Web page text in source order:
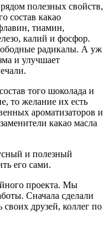
полезных свойств,
состав какао
тиамин,
калий и фосфор.
радикалы. А уж
и улучшает
того шоколада и
то желание их есть
ароматизаторов и
какао масла
и полезный
его сами.
проекта. Мы
Сначала сделали
своих друзей, коллег по